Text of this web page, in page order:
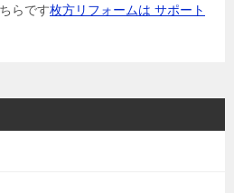
らです枚方リフォームは サポート